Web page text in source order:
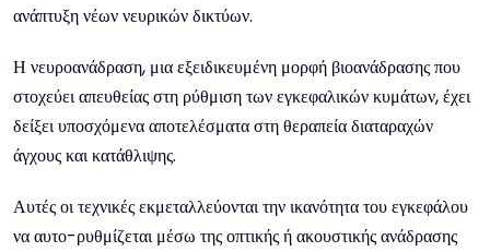
ανάπτυξη νέων νευρικών δικτύων.
Η νευροανάδραση, μια εξειδικευμένη μορφή βιοανάδρασης που
στοχεύει απευθείας στη ρύθμιση των εγκεφαλικών κυμάτων, έχει
δείξει υποσχόμενα αποτελέσματα στη θεραπεία διαταραχών
άγχους και κατάθλιψης.
Αυτές οι τεχνικές εκμεταλλεύονται την ικανότητα του εγκεφάλου
να αυτο-ρυθμίζεται μέσω της οπτικής ή ακουστικής ανάδρασης